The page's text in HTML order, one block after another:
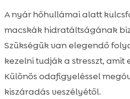
A nyár hőhullámai alatt
macskák hidratáltságának
Szükségük van elegendő
kezelni tudják a stresszt, amit
Különös odafigyeléssel
kiszáradás veszélyétől.